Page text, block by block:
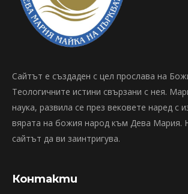
Сайтът е създаден с цел прослава на
Теологичните истини свързани с нея.
наука, развила се през вековете наред с
вярата на божия народ към Дева Мария.
сайтът да ви заинтригува.
Контакти